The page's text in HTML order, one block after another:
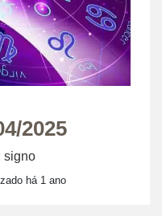
2025
signo
há 1 ano